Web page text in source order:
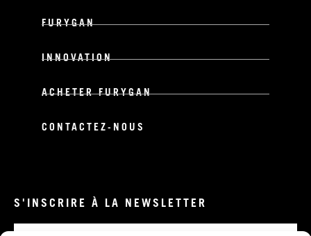
FURYGAN
INNOVATION
ACHETER FURYGAN
CONTACTEZ-NOUS
S'INSCRIRE À LA NEWSLETTER
Email